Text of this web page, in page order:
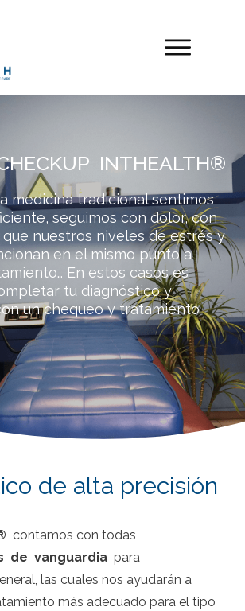
INTHEALTH®
medicina tradicional sentimos
seguimos con dolor, con
nuestros niveles de estrés y
en el mismo punto a
En estos casos es
tu diagnóstico y
un chequeo y tratamiento
de alta precisión
contamos con todas
de vanguardia para
, las cuales nos ayudarán a
más adecuado para el tipo